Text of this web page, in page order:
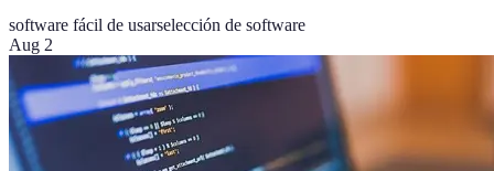
software fácil de usarselección de software
Aug 2